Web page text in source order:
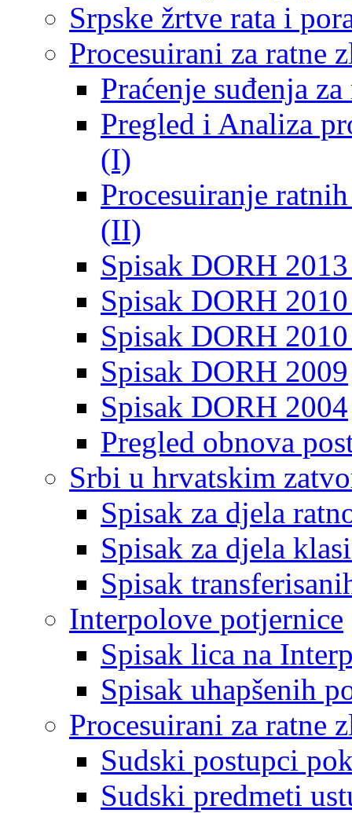
Srpske žrtve rata i
Procesuirani za ratne
Praćenje suđenja
Pregled i Analiza
(I)
Procesuiranje
(II)
Spisak DORH
Spisak DORH
Spisak DORH
Spisak DORH 2009
Spisak DORH 2004
Pregled obnova
Srbi u hrvatskim
Spisak za djela
Spisak za djela
Spisak
Interpolove potjernice
Spisak lica na
Spisak uhapšenih
Procesuirani za ratne
Sudski postupci
Sudski predmeti